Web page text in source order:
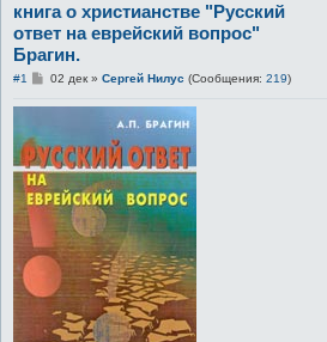
книга о христианстве "Русский
ответ на еврейский вопрос"
Брагин.
#1
С
о
е
н
и
е
02 дек» Сергей Нилус (Сообщения: 219)